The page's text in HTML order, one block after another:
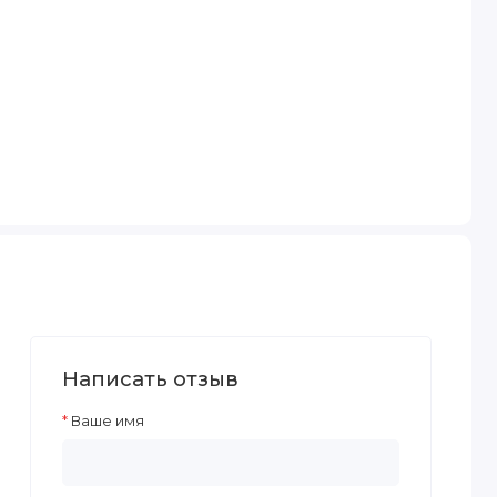
Написать отзыв
Ваше имя